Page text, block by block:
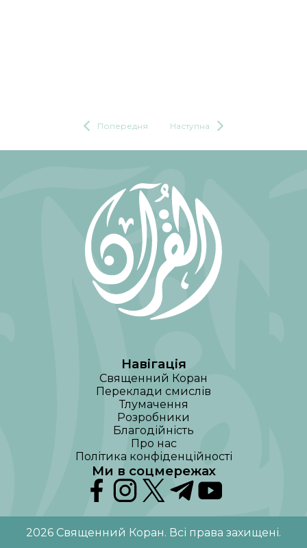
Попередня Наступна
Навігація
Священний Коран
Переклади смислів
Тлумачення
Розробники
Благодійність
Про нас
Політика конфіденційності
Ми в соцмережах
2026 Священний Коран. Всі права захищені.